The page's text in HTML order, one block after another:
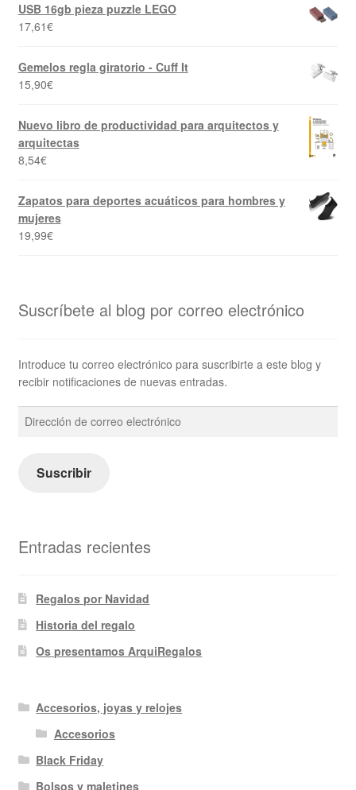
USB 16gb pieza puzzle LEGO
17,61€
Gemelos regla giratorio - Cuff It
15,90€
Nuevo libro de productividad para arquitectos y
arquitectas
8,54€
Zapatos para deportes acuáticos para hombres y
mujeres
19,99€
Suscríbete al blog por correo electrónico
Introduce tu correo electrónico para suscribirte a este blog y
recibir notificaciones de nuevas entradas.
Dirección
de
electrónico
Suscribir
Entradas recientes
Regalos por Navidad
Historia del regalo
Os presentamos ArquiRegalos
Accesorios, joyas y relojes
Accesorios
Black Friday
Bolsos y maletines